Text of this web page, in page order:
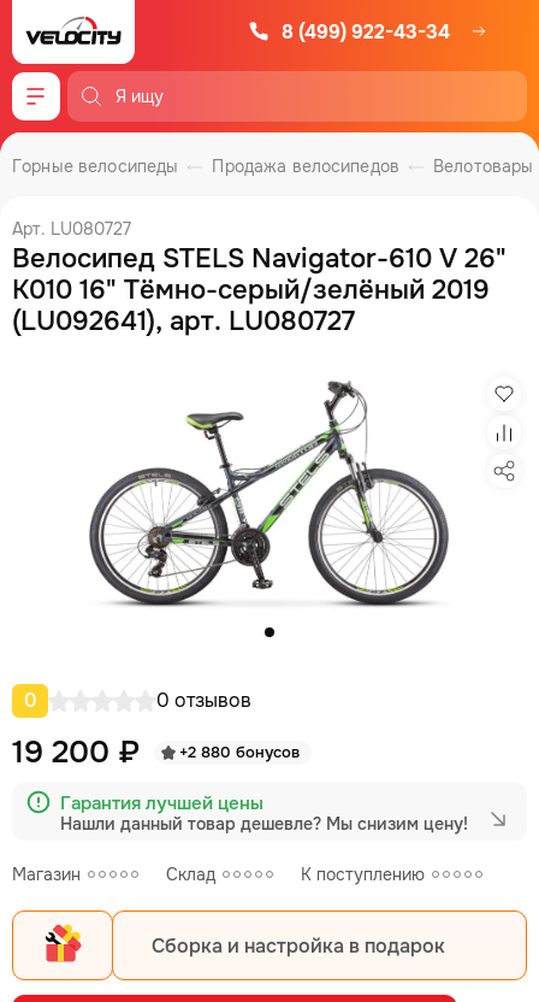
8 (499) 922-43-34
Меню
Велотовары
Продажа велосипедов
Горные велосипеды
Арт. LU080727
Велосипед STELS Navigator-610 V 26"
K010 16" Тёмно-серый/зелёный 2019
(LU092641), арт. LU080727
0 0 отзывов
Магазин Склад К поступлению
19 200 ₽ +2 880 бонусов
Гарантия лучшей цены
Нашли данный товар дешевле? Мы снизим цену!
Сборка и настройка в подарок